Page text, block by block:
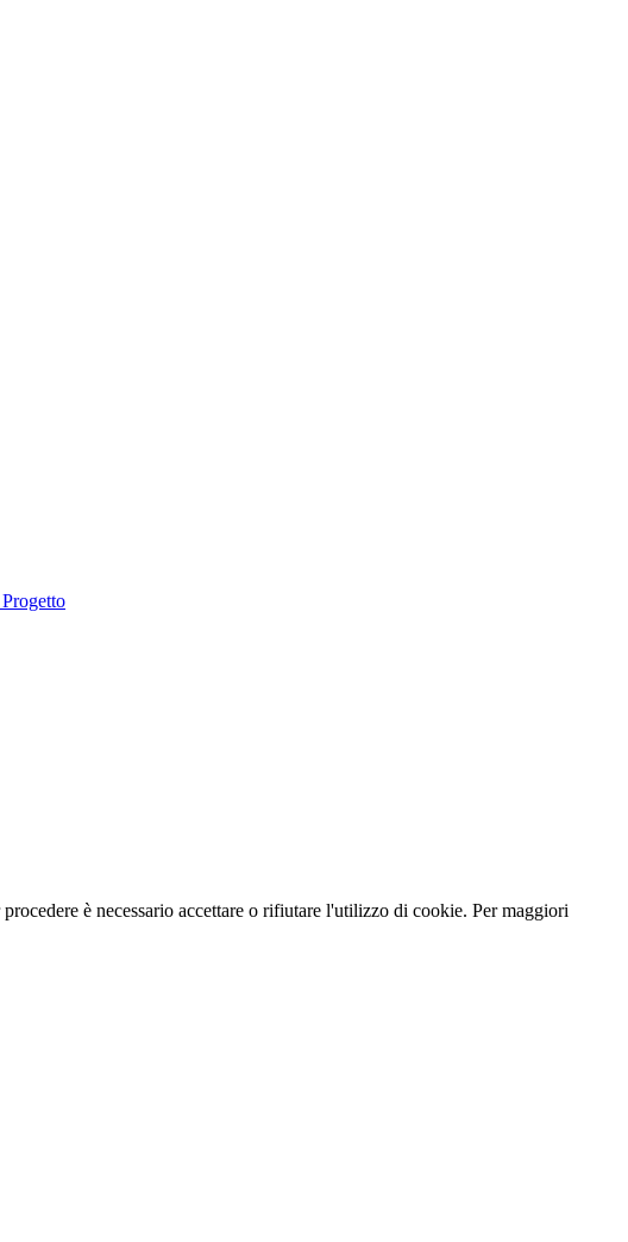
è necessario accettare o rifiutare l'utilizzo di cookie. Per maggiori